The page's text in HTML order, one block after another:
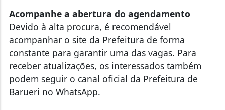
Acompanhe a abertura do agendamento
Devido à alta procura, é recomendável
acompanhar o site da Prefeitura de forma
constante para garantir uma das vagas. Para
receber atualizações, os interessados também
podem seguir o canal oficial da Prefeitura de
Barueri no WhatsApp.